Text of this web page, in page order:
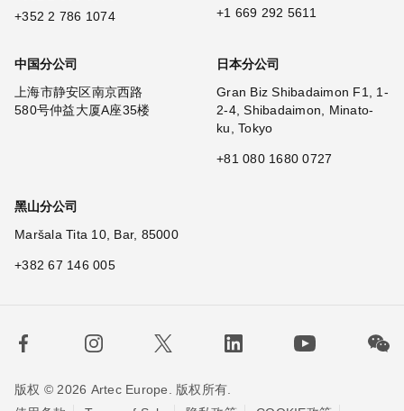
+352 2 786 1074
+1 669 292 5611
中国分公司
上海市静安区南京西路
580号仲益大厦A座35楼
日本分公司
Gran Biz Shibadaimon F1, 1-
2-4, Shibadaimon, Minato-
ku, Tokyo
+81 080 1680 0727
黑山分公司
Maršala Tita 10, Bar, 85000
+382 67 146 005
版权 © 2026 Artec Europe. 版权所有.